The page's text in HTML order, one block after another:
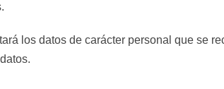
los datos de carácter personal que se